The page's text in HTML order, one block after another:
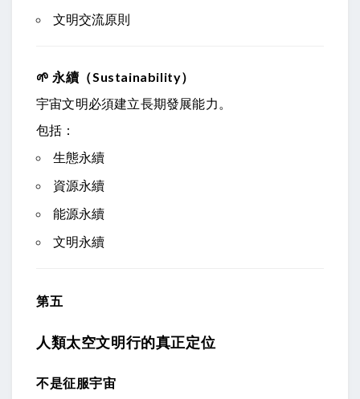
文明交流原則
🌱 永續（Sustainability）
宇宙文明必須建立長期發展能力。
包括：
生態永續
資源永續
能源永續
文明永續
第五
人類太空文明行的真正定位
不是征服宇宙